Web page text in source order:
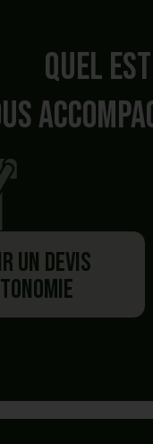
Quel est
un devis
Besoin de